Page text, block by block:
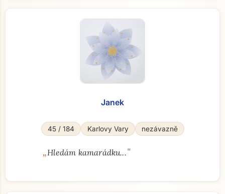
Janek
45 / 184 Karlovy Vary nezávazně
„Hledám kamarádku..."